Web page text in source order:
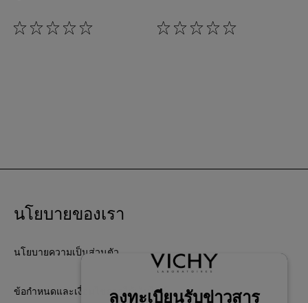
0/5 0/5
นโยบายของเรา
นโยบายความเป็นส่วนตัว
ข้อกำหนดและเงื่อนไขการใช้เว็บไซต์